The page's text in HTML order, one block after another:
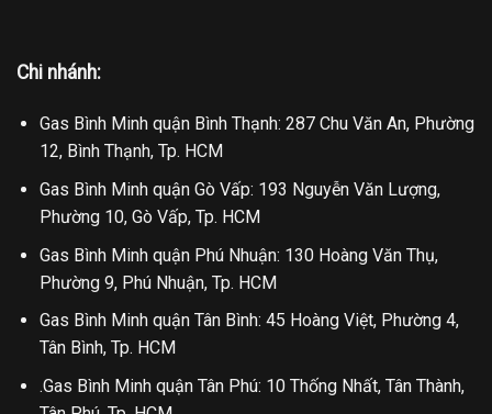
Chi nhánh:
Gas Bình Minh quận Bình Thạnh: 287 Chu Văn An, Phường
12, Bình Thạnh, Tp. HCM
Gas Bình Minh quận Gò Vấp: 193 Nguyễn Văn Lượng,
Phường 10, Gò Vấp, Tp. HCM
Gas Bình Minh quận Phú Nhuận: 130 Hoàng Văn Thụ,
Phường 9, Phú Nhuận, Tp. HCM
Gas Bình Minh quận Tân Bình: 45 Hoàng Việt, Phường 4,
Tân Bình, Tp. HCM
.Gas Bình Minh quận Tân Phú: 10 Thống Nhất, Tân Thành,